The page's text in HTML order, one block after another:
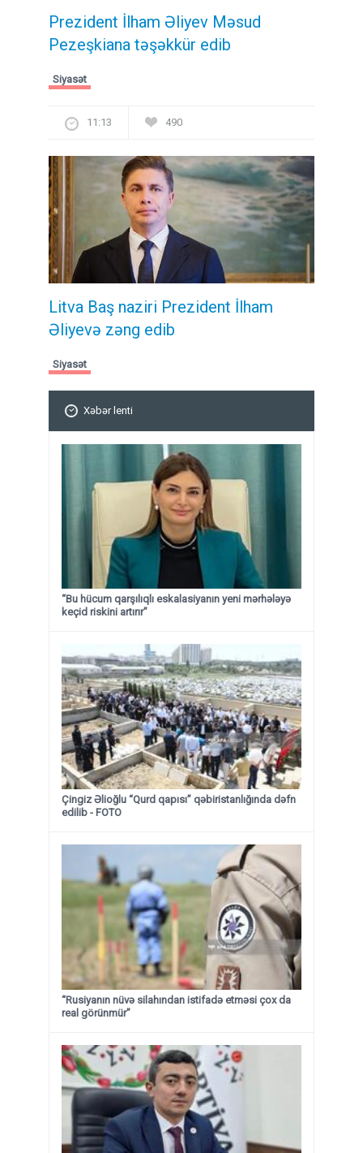
Prezident İlham Əliyev Məsud
Pezeşkiana təşəkkür edib
Siyasət
11:13 490
Litva Baş naziri Prezident İlham
Əliyevə zəng edib
Siyasət
Xəbər lenti
“Bu hücum qarşılıqlı eskalasiyanın yeni mərhələyə
keçid riskini artırır”
Çingiz Əlioğlu “Qurd qapısı” qəbiristanlığında dəfn
edilib - FOTO
“Rusiyanın nüvə silahından istifadə etməsi çox da
real görünmür”